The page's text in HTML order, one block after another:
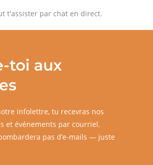
t'assister par chat en direct.
toi aux
infolettre, tu recevras nos
et événements par courriel.
pas d’e-mails — juste